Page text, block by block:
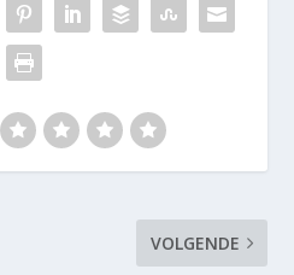
VOLGENDE